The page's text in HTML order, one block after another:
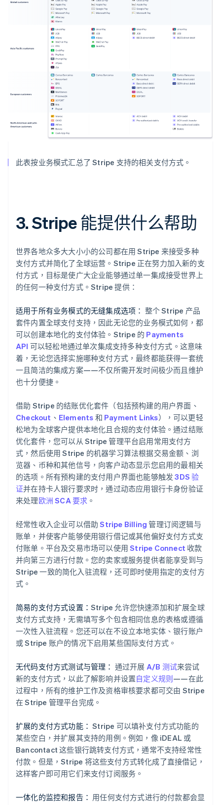
此表按业务模式汇总了 Stripe 支持的相关支付方式。
3. Stripe 能提供什么帮助
世界各地众多大大小小的公司都在用 Stripe 来接受多种
支付方式并简化了全球运营。Stripe 正在努力加入新的支
付方式，目标是使广大企业能够通过单一集成接受世界上
的任何一种支付方式。Stripe 提供：
适用于所有业务模式的无缝集成选项： 整个 Stripe 产品
套件内置全球支付支持，因此无论您的业务模式如何，都
可以创建本地化的支付体验。Stripe 的 Payments
API 可以轻松地通过单次集成支持多种支付方式。这意味
着，无论您选择实施哪种支付方式，最终都能获得一套统
一且简洁的集成方案——不仅所需开发时间极少而且维护
也十分便捷。
借助 Stripe 的结账优化套件（包括预构建的用户界面、
Checkout 、 Elements 和 Payment Links），可以更轻
松地为全球客户提供本地化且合规的支付体验。通过结账
优化套件，您可以从 Stripe 管理平台启用常用支付方
式，然后使用 Stripe 的机器学习算法根据交易金额、浏
览器、币种和其他信号，向客户动态显示您启用的最相关
的选项。所有预构建的支付用户界面也能够触发3DS 验
证并在持卡人银行要求时，通过动态应用银行卡身份验证
来处理欧洲 SCA 要求 。
经常性收入企业可以借助Stripe Billing 管理订阅逻辑与
账单，并使客户能够使用银行借记或其他偏好支付方式支
付账单。平台及交易市场可以使用Stripe Connect 收款
并向第三方进行付款。您的卖家或服务提供者能享受到与
Stripe 一致的简化入驻流程，还可即时使用指定的支付方
式。
简易的支付方式设置： Stripe 允许您快速添加和扩展全球
支付方式支持，无需填写多个包含相同信息的表格或遵循
一次性入驻流程。您还可以在不设立本地实体、银行账户
或 Stripe 账户的情况下启用某些国际支付方式。
无代码支付方式测试与管理： 通过开展 A/B 测试来尝试
新的支付方式，以此了解影响并设置自定义规则——在此
过程中，所有的维护工作及资格审核要求都可交由 Stripe
在 Stripe 管理平台完成。
扩展的支付方式功能： Stripe 可以填补支付方式功能的
某些空白，并扩展其支持的用例。例如，像 iDEAL 或
Bancontact 这些银行跳转支付方式，通常不支持经常性
付款。但是，Stripe 将这些支付方式转化成了直接借记，
这样客户即可用它们来支付订阅服务。
一体化的监控和报告： 用任何支付方式进行的付款都会显
阿联酋
English
爱尔兰
English
奥地利
DeutschEnglish
澳大利亚
English
巴西
保加利亚